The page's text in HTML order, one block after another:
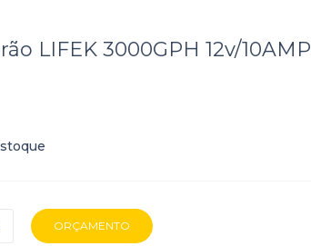
LIFEK 3000GPH 12v/10AMP